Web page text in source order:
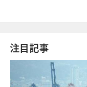
注目記事